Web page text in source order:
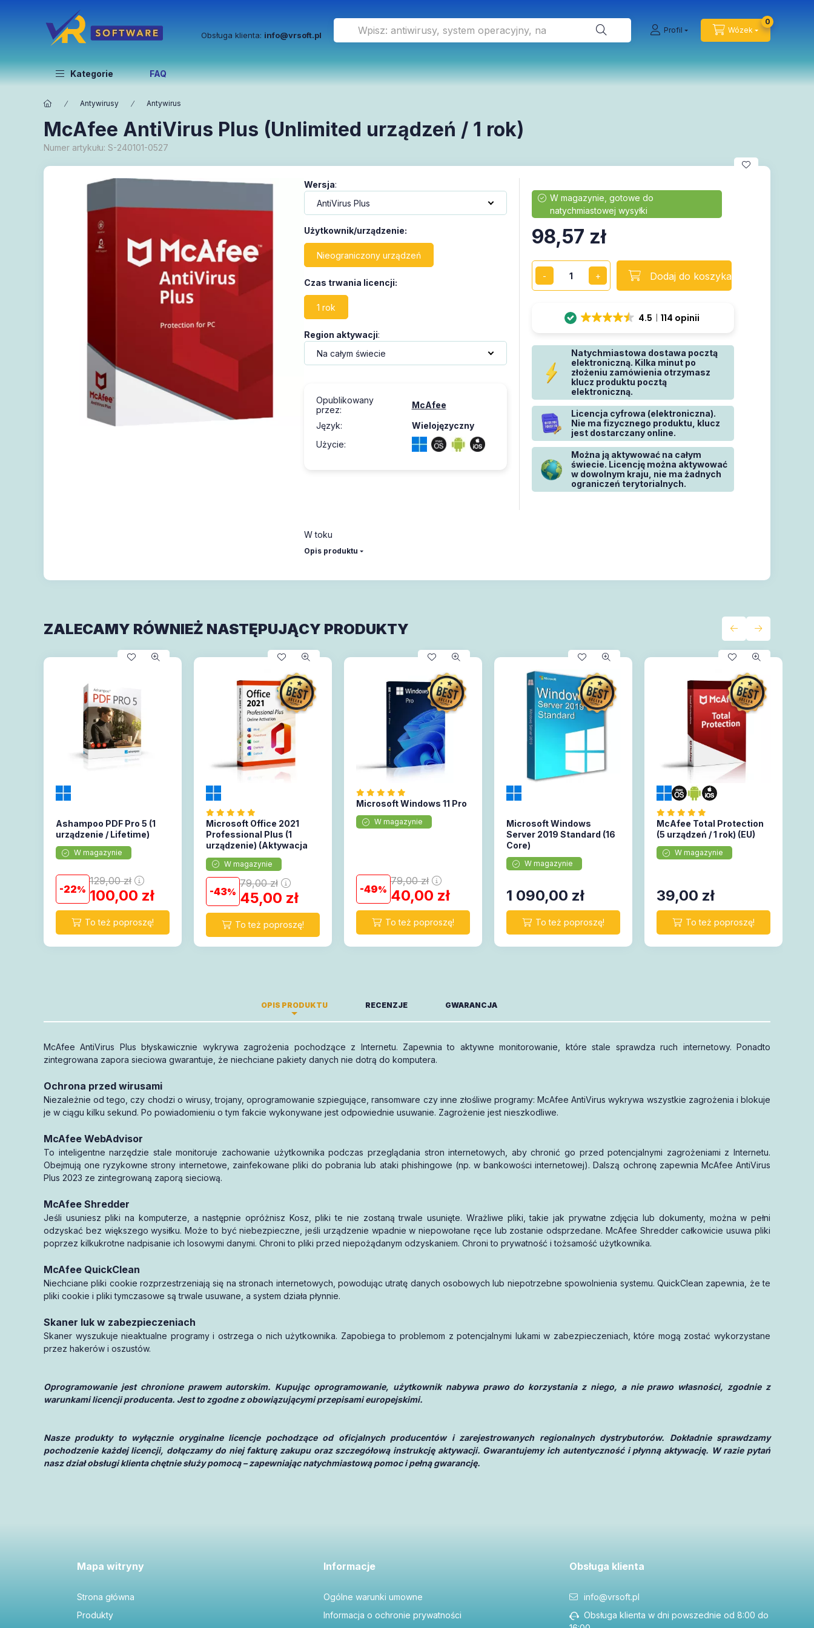
Obsługa klienta: info@vrsoft.pl
Profil Wózek
0
Kategorie FAQ
Antywirusy Antywirus
McAfee AntiVirus Plus (Unlimited urządzeń / 1 rok)
Numer artykułu: S-240101-0527
Wersja:
Użytkownik/urządzenie:
Nieograniczony urządzeń
Czas trwania licencji:
1 rok
Region aktywacji:
Opublikowany
przez:
McAfee
Język:
Wielojęzyczny
Użycie:
98,57 zł
Dodaj do koszyka
4.5 114 opinii
Natychmiastowa dostawa pocztą
elektroniczną. Kilka minut po
złożeniu zamówienia otrzymasz
klucz produktu pocztą
elektroniczną.
Licencja cyfrowa (elektroniczna).
Nie ma fizycznego produktu, klucz
jest dostarczany online.
Można ją aktywować na całym
świecie. Licencję można aktywować
w dowolnym kraju, nie ma żadnych
ograniczeń terytorialnych.
W toku
Opis produktu
ZALECAMY RÓWNIEŻ NASTĘPUJĄCY PRODUKTY
Ashampoo PDF Pro 5 (1
urządzenie / Lifetime)
W magazynie
22
129,00zł
100,00 zł
Microsoft Office 2021
Professional Plus (1
urządzenie) (Aktywacja
online)
W magazynie
43
79,00zł
45,00 zł
Microsoft Windows 11 Pro
W magazynie
49
79,00zł
40,00 zł
Microsoft Windows
Server 2019 Standard (16
Core)
W magazynie
1 090,00 zł
McAfee Total Protection
(5 urządzeń / 1 rok) (EU)
W magazynie
39,00 zł
OPIS PRODUKTU RECENZJE GWARANCJA
McAfee AntiVirus Plus błyskawicznie wykrywa zagrożenia pochodzące z Internetu. Zapewnia to aktywne monitorowanie, które stale sprawdza ruch internetowy. Ponadto
zintegrowana zapora sieciowa gwarantuje, że niechciane pakiety danych nie dotrą do komputera.
Ochrona przed wirusami
Niezależnie od tego, czy chodzi o wirusy, trojany, oprogramowanie szpiegujące, ransomware czy inne złośliwe programy: McAfee AntiVirus wykrywa wszystkie zagrożenia i blokuje
je w ciągu kilku sekund. Po powiadomieniu o tym fakcie wykonywane jest odpowiednie usuwanie. Zagrożenie jest nieszkodliwe.
McAfee WebAdvisor
To inteligentne narzędzie stale monitoruje zachowanie użytkownika podczas przeglądania stron internetowych, aby chronić go przed potencjalnymi zagrożeniami z Internetu.
Obejmują one ryzykowne strony internetowe, zainfekowane pliki do pobrania lub ataki phishingowe (np. w bankowości internetowej). Dalszą ochronę zapewnia McAfee AntiVirus
Plus 2023 ze zintegrowaną zaporą sieciową.
McAfee Shredder
Jeśli usuniesz pliki na komputerze, a następnie opróżnisz Kosz, pliki te nie zostaną trwale usunięte. Wrażliwe pliki, takie jak prywatne zdjęcia lub dokumenty, można w pełni
odzyskać bez większego wysiłku. Może to być niebezpieczne, jeśli urządzenie wpadnie w niepowołane ręce lub zostanie odsprzedane. McAfee Shredder całkowicie usuwa pliki
poprzez kilkukrotne nadpisanie ich losowymi danymi. Chroni to pliki przed niepożądanym odzyskaniem. Chroni to prywatność i tożsamość użytkownika.
McAfee QuickClean
Niechciane pliki cookie rozprzestrzeniają się na stronach internetowych, powodując utratę danych osobowych lub niepotrzebne spowolnienia systemu. QuickClean zapewnia, że te
pliki cookie i pliki tymczasowe są trwale usuwane, a system działa płynnie.
Skaner luk w zabezpieczeniach
Skaner wyszukuje nieaktualne programy i ostrzega o nich użytkownika. Zapobiega to problemom z potencjalnymi lukami w zabezpieczeniach, które mogą zostać wykorzystane
przez hakerów i oszustów.
Oprogramowanie jest chronione prawem autorskim. Kupując oprogramowanie, użytkownik nabywa prawo do korzystania z niego, a nie prawo własności, zgodnie z
warunkami licencji producenta. Jest to zgodne z obowiązującymi przepisami europejskimi.
Nasze produkty to wyłącznie oryginalne licencje pochodzące od oficjalnych producentów i zarejestrowanych regionalnych dystrybutorów. Dokładnie sprawdzamy
pochodzenie każdej licencji, dołączamy do niej fakturę zakupu oraz szczegółową instrukcję aktywacji. Gwarantujemy ich autentyczność i płynną aktywację. W razie pytań
nasz dział obsługi klienta chętnie służy pomocą – zapewniając natychmiastową pomoc i pełną gwarancję.
mają 1-miesięczny okres ważności.
wsparcie
pełną gwarancję
aktywację
1 miesiąca
Mapa witryny
Strona główna
Produkty
Informacje
Ogólne warunki umowne
Informacja o ochronie prywatności
Obsługa klienta
info@vrsoft.pl
Obsługa klienta w dni powszednie od 8:00 do